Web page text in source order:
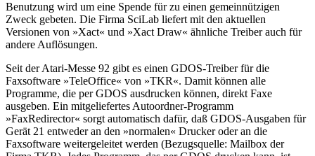
Benutzung wird um eine Spende für zu einen gemeinnützigen
Zweck gebeten. Die Firma SciLab liefert mit den aktuellen
Versionen von »Xact« und »Xact Draw« ähnliche Treiber auch für
andere Auflösungen.
Seit der Atari-Messe 92 gibt es einen GDOS-Treiber für die
Faxsoftware »TeleOffice« von »TKR«. Damit können alle
Programme, die per GDOS ausdrucken können, direkt Faxe
ausgeben. Ein mitgeliefertes Autoordner-Programm
»FaxRedirector« sorgt automatisch dafür, daß GDOS-Ausgaben für
Gerät 21 entweder an den »normalen« Drucker oder an die
Faxsoftware weitergeleitet werden (Bezugsquelle: Mailbox der